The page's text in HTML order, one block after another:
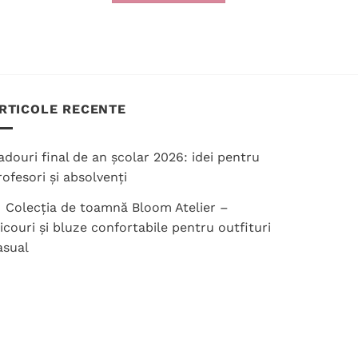
RECENTE
final de an școlar 2026: idei pentru
și absolvenți
Colecția de toamnă Bloom Atelier –
și bluze confortabile pentru outfituri